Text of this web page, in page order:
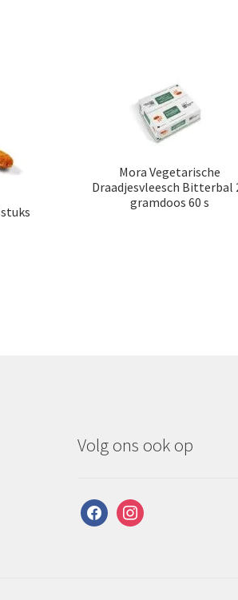
Mora Vegetarische
Draadjesvleesch Bitterbal
gramdoos 60 s
Volg ons ook op
facebookinstagram